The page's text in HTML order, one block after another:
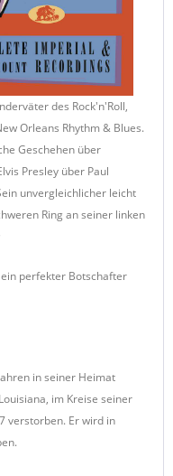
des Rock'n'Roll,
Orleans Rhythm & Blues.
Geschehen über
Presley über Paul
unvergleichlicher leicht
Ring an seiner linken
perfekter Botschafter
in seiner Heimat
im Kreise seiner
verstorben. Er wird in